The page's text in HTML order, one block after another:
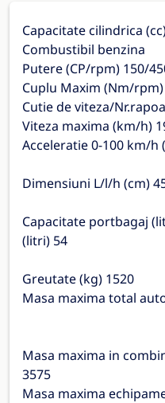
Capacitate cilindrica
Combustibil benzina
Putere (CP/rpm) 150/
Cuplu Maxim (Nm/
Cutie de viteza/
Viteza maxima (km/h)
Acceleratie 0-100 km/h
Dimensiuni L/l/h (cm)
Capacitate portbagaj
(litri) 54
Greutate (kg) 1520
Masa maxima total
Masa maxima in
3575
Masa maxima